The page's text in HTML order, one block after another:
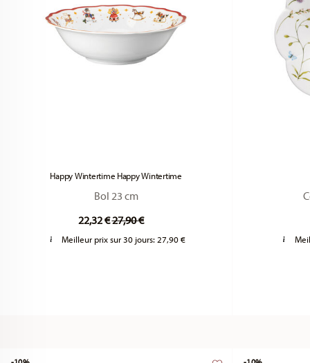
Happy Wintertime Happy Wintertime
Bol 23 cm
22,32 €Price reduced from
27,90 €to
Meilleur prix sur 30 jours:27,90 €